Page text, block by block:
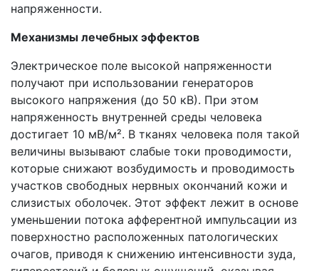
напряженности.
Механизмы лечебных эффектов
Электрическое поле высокой напряженности
получают при использовании генераторов
высокого напряжения (до 50 кВ). При этом
напряженность внутренней среды человека
достигает 10 мВ/м². В тканях человека поля такой
величины вызывают слабые токи проводимости,
которые снижают возбудимость и проводимость
участков свободных нервных окончаний кожи и
слизистых оболочек. Этот эффект лежит в основе
уменьшении потока афферентной импульсации из
поверхностно расположенных патологических
очагов, приводя к снижению интенсивности зуда,